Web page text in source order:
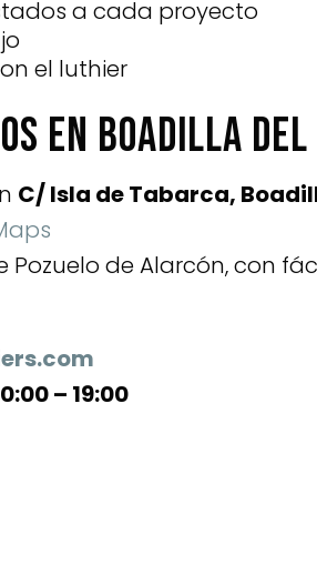
a cada proyecto
el luthier
en Boadilla
C/ Isla de Tabarca,
Pozuelo de Alarcón, con
– 19:00